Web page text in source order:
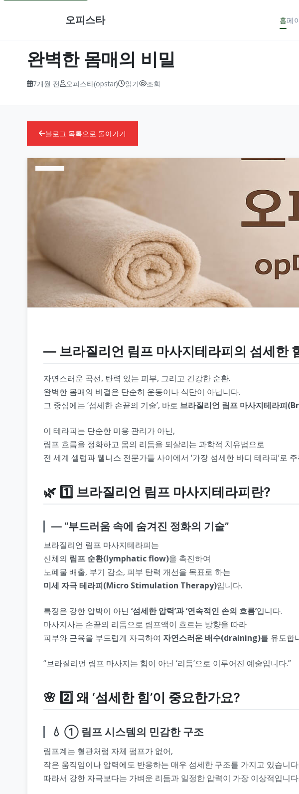
오피스타 홈페
완벽한 몸매의 비밀
7개월 전 오피스타(opstar) 읽기 조회
블로그 목록으로 돌아가기
― 브라질리언 림프 마사지테라피의 섬세한
자연스러운 곡선, 탄력 있는 피부, 그리고 건강한 순환.
완벽한 몸매의 비결은 단순히 운동이나 식단이 아닙니다.
그 중심에는 ‘섬세한 손끝의 기술’, 바로 브라질리언 림프 마사지테라
이 테라피는 단순한 미용 관리가 아닌,
림프 흐름을 정화하고 몸의 리듬을 되살리는 과학적 치유법으로
전 세계 셀럽과 웰니스 전문가들 사이에서 ‘가장 섬세한 바디 테라피’로
🌿 1️⃣ 브라질리언 림프 마사지테라피란?
― “부드러움 속에 숨겨진 정화의 기술”
브라질리언 림프 마사지테라피는
신체의 림프 순환(lymphatic flow)을 촉진하여
노폐물 배출, 부기 감소, 피부 탄력 개선을 목표로 하는
미세 자극 테라피(Micro Stimulation Therapy)입니다.
특징은 강한 압박이 아닌 ‘섬세한 압력’과 ‘연속적인 손의 흐름’입니다.
마사지사는 손끝의 리듬으로 림프액이 흐르는 방향을 따라
피부와 근육을 부드럽게 자극하여 자연스러운 배수(draining)를 유도합
“브라질리언 림프 마사지는 힘이 아닌 ‘리듬’으로 이루어진 예술입니다.”
🌸 2️⃣ 왜 ‘섬세한 힘’이 중요한가요?
💧 ① 림프 시스템의 민감한 구조
림프계는 혈관처럼 자체 펌프가 없어,
작은 움직임이나 압력에도 반응하는 매우 섬세한 구조를 가지고 있습니다.
따라서 강한 자극보다는 가벼운 리듬과 일정한 압력이 가장 이상적입니다.